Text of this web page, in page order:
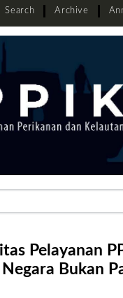
Search Archive
Pelayanan
Bukan